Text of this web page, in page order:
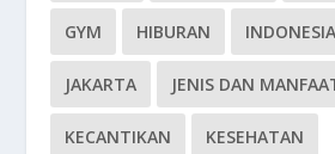
GYM HIBURAN INDONESIA
JAKARTA JENIS DAN
KECANTIKAN KESEHATAN